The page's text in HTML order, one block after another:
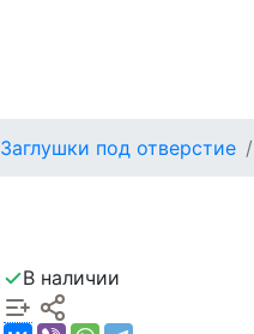
Заглушки под отверстие
В наличии